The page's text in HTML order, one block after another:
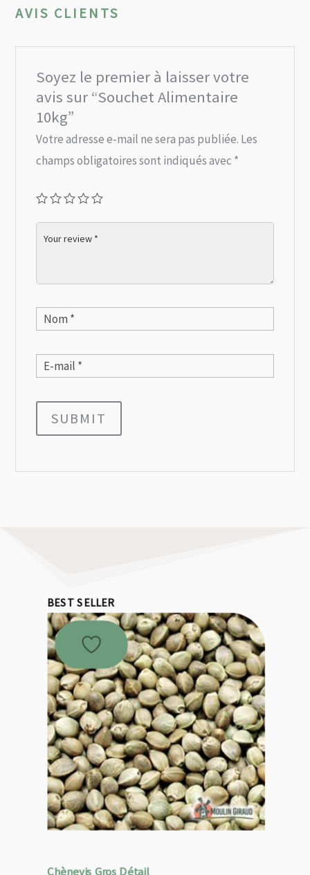
AVIS CLIENTS
Soyez le premier à laisser votre
avis sur “Souchet Alimentaire
10kg”
Votre adresse e-mail ne sera pas publiée. Les
champs obligatoires sont indiqués avec *
SUBMIT
BEST SELLER
Chènevis Gros Détail